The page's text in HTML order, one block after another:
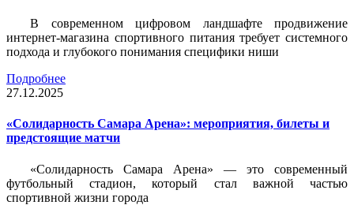
В современном цифровом ландшафте продвижение
интернет-магазина спортивного питания требует системного
подхода и глубокого понимания специфики ниши
Подробнее
27.12.2025
«Солидарность Самара Арена»: мероприятия, билеты и
предстоящие матчи
«Солидарность Самара Арена» — это современный
футбольный стадион, который стал важной частью
спортивной жизни города